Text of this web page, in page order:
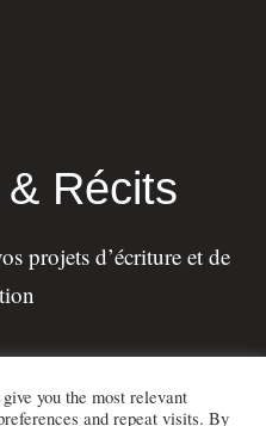
Récits
projets d’écriture et de
you the most relevant
and repeat visits. By